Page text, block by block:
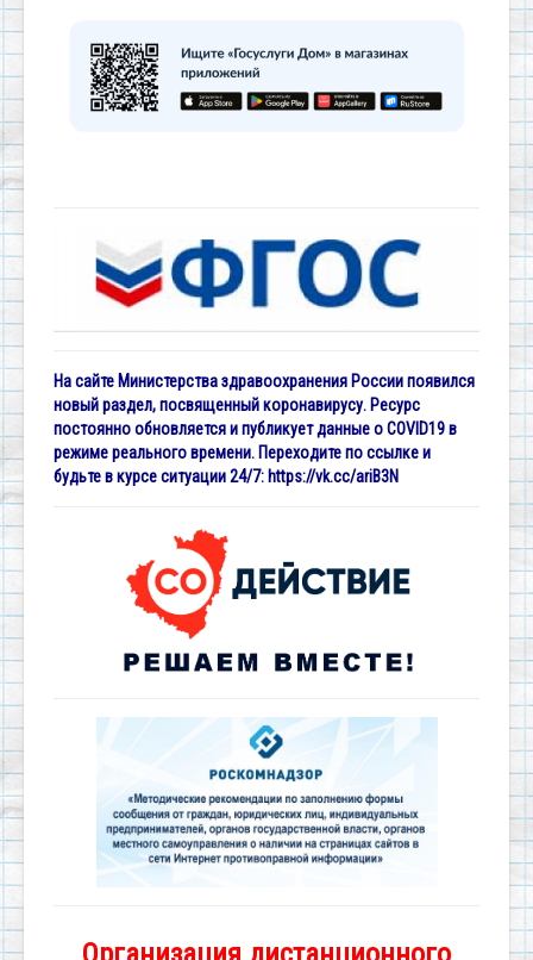
На сайте Министерства здравоохранения России появился
новый раздел, посвященный коронавирусу. Ресурс
постоянно обновляется и публикует данные о COVID19 в
режиме реального времени. Переходите по ссылке и
будьте в курсе ситуации 24/7: https://vk.cc/ariB3N